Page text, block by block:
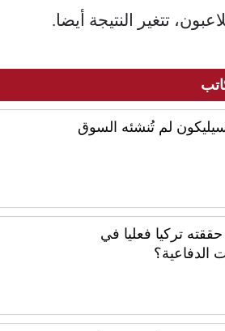
تتغير النتيجة أيضا.
لم تُنشئه السوق
تركيا فعليا في
الدفاعية؟